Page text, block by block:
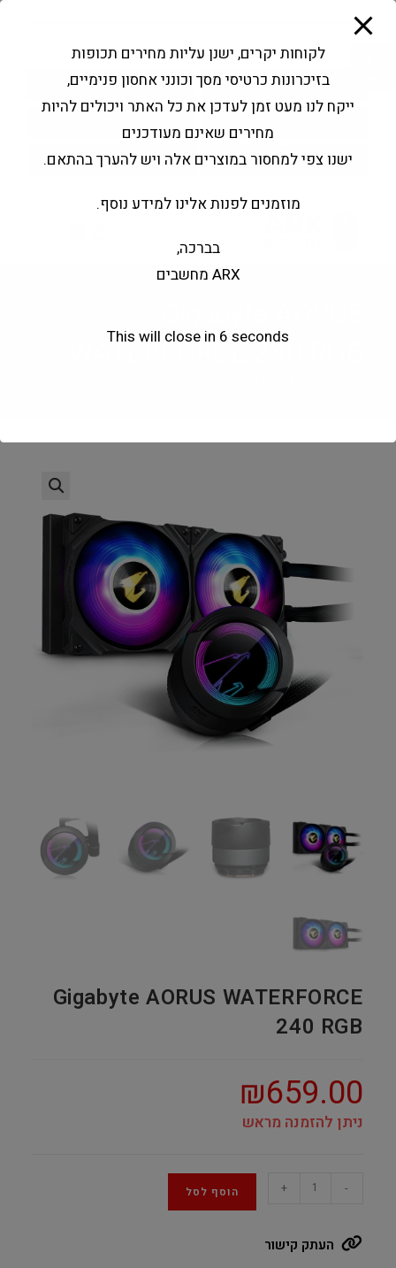
פתח סרגל נגישות
Products
search
החשבון שלי בקשה להצעה
WATERFORCE 240 RGB
Gigabyte AORUS WATERFORCE
240 RGB
₪659.00
ניתן להזמנה מראש
Gigabyte
240
-
+ הוסף לסל
העתק קישור
לקוחות יקרים, ישנן עליות מחירים תכופות
בזיכרונות כרטיסי מסך וכונני אחסון פנימיים,
ייקח לנו מעט זמן לעדכן את כל האתר ויכולים להיות
מחירים שאינם מעודכנים
ישנו צפי למחסור במוצרים אלה ויש להערך בהתאם.
מוזמנים לפנות אלינו למידע נוסף.
בברכה,
ARX מחשבים
This will close in 5 seconds